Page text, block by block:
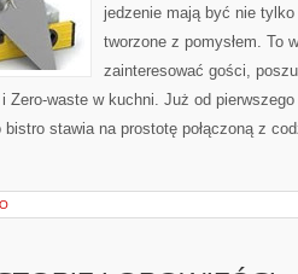
jedzenie mają być nie
tworzone z pomysłem. To
zainteresować gości,
Zero-waste w kuchni. Już od
stawia na prostotę połączoną z